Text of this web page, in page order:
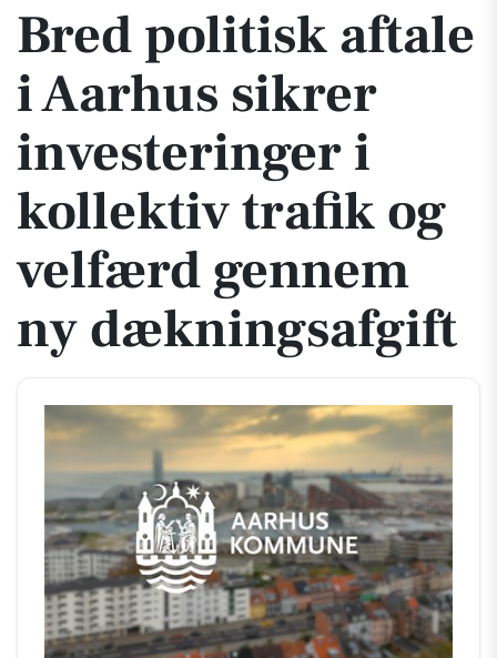
Bred politisk aftale
i Aarhus sikrer
investeringer i
kollektiv trafik og
velfærd gennem
ny dækningsafgift